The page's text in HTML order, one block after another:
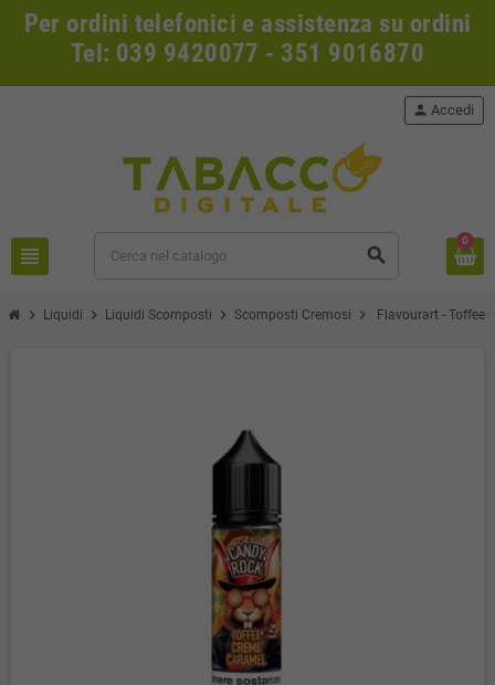
Per ordini telefonici e assistenza su ordini
Tel: 039 9420077 - 351 9016870
view_headline search
person Accedi
0
chevron_right Liquidi chevron_right Liquidi Scomposti chevron_right Scomposti Cremosi chevron_right Flavourart - Toffee